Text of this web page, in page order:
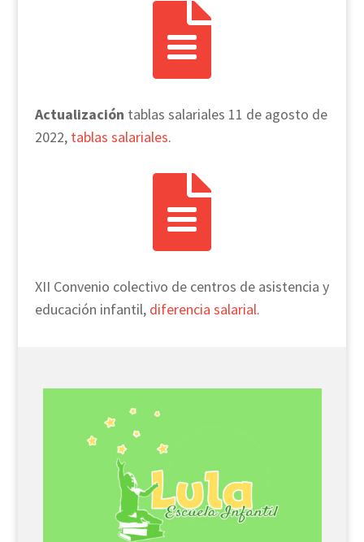

Actualización tablas salariales 11 de agosto de
2022, tablas salariales.

XII Convenio colectivo de centros de asistencia y
educación infantil, diferencia salarial.